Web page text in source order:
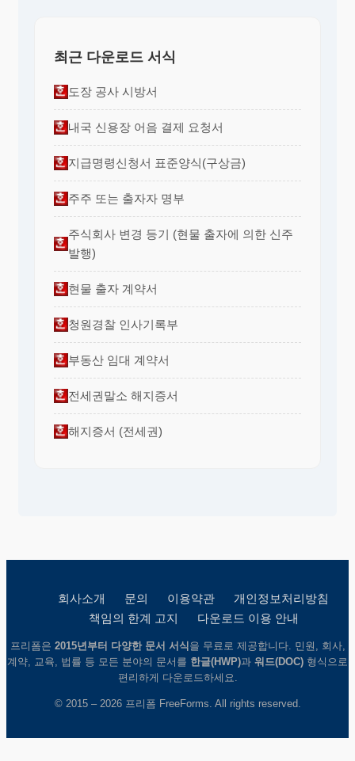
최근 다운로드 서식
도장 공사 시방서
내국 신용장 어음 결제 요청서
지급명령신청서 표준양식(구상금)
주주 또는 출자자 명부
주식회사 변경 등기 (현물 출자에 의한 신주
발행)
현물 출자 계약서
청원경찰 인사기록부
부동산 임대 계약서
전세권말소 해지증서
해지증서 (전세권)
회사소개 문의 이용약관
개인정보처리방침
책임의 한계 고지
다운로드 이용 안내
프리폼은 2015년부터 다양한 문서 서식 을 무료로 제공합니다. 민원, 회사,
계약, 교육, 법률 등 모든 분야의 문서를 한글(HWP)과 워드(DOC) 형식으로
편리하게 다운로드하세요.
© 2015 – 2026 프리폼 FreeForms. All rights reserved.